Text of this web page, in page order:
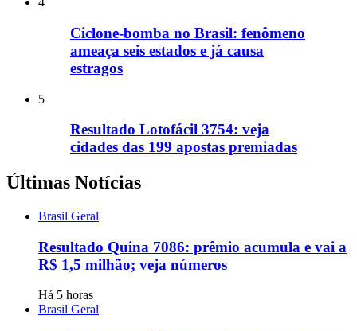
Ciclone-bomba no Brasil: fenômeno
ameaça seis estados e já causa
estragos
5
Resultado Lotofácil 3754: veja
cidades das 199 apostas premiadas
Últimas Notícias
Brasil Geral
Resultado Quina 7086: prêmio acumula e vai a
R$ 1,5 milhão; veja números
Há 5 horas
Brasil Geral